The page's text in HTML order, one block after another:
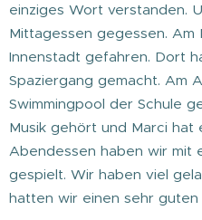
einziges Wort verstanden.
Mittagessen gegessen. Am
Innenstadt gefahren. Dort
Spaziergang gemacht. Am
Swimmingpool der Schule
Musik gehört und Marci hat
Abendessen haben wir mit
gespielt. Wir haben viel
hatten wir einen sehr guten